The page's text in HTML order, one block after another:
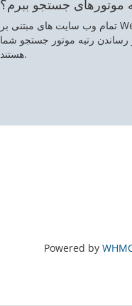
موتورهای جستجو ببرم؟
تمام وب سایت های مبتنی بر Weebly شامل ابزارهای قدرتمند
رتبه موتور جستجو شما
هستند.
Powered by